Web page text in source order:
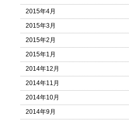
2015年4月
2015年3月
2015年2月
2015年1月
2014年12月
2014年11月
2014年10月
2014年9月